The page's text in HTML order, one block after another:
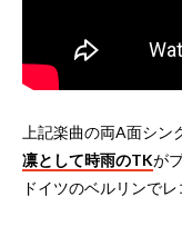
上記楽曲の両A面シン
凛として時雨のTKが
ドイツのベルリンでレ